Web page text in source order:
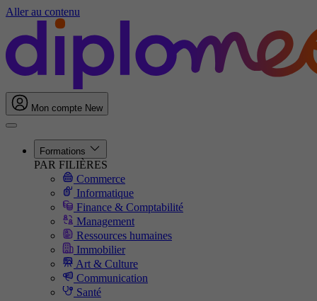
Aller au contenu
Mon compte New
Formations
PAR FILIÈRES
Commerce
Informatique
Finance & Comptabilité
Management
Ressources humaines
Immobilier
Art & Culture
Communication
Santé